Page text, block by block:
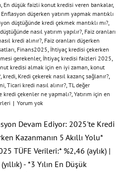
, En düşük faizli konut kredisi veren bankalar,
Enflasyon düşerken yatırım yapmak mantıklı
düştüğünde kredi çekmek mantıklı mı?,
nasıl yatırım yapılır?, Faiz oranları
kredi alınır?, Faiz oranları düşerken
, Finans2025, İhtiyaç kredisi çekerken
gerekenler, İhtiyaç kredisi faizleri 2025,
kredisi almak için en iyi zaman, konut
, kredi, Kredi çekerek nasıl kazanç sağlanır?,
, Ticari kredi nasıl alınır?, TL değer
kredi çekenler ne yapmalı?, Yatırım için en
| Yorum yok
Devam Ediyor: 2025'te Kredi
Kazanmanın 5 Akıllı Yolu*
TÜFE Verileri:* %2,46 (aylık) |
- *3 Yılın En Düşük